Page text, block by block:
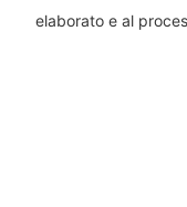
elaborato e al